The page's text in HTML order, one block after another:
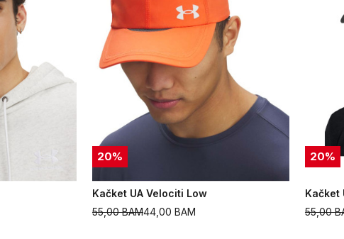
20%
Kačket UA Velociti Low
44,00 BAM
55,00BAM
20%
Kačket
55,00